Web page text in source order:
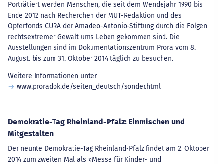
Porträtiert werden Menschen, die seit dem Wendejahr 1990 bis
Ende 2012 nach Recherchen der MUT-Redaktion und des
Opferfonds CURA der Amadeo-Antonio-Stiftung durch die Folgen
rechtsextremer Gewalt ums Leben gekommen sind. Die
Ausstellungen sind im Dokumentationszentrum Prora vom 8.
August. bis zum 31. Oktober 2014 täglich zu besuchen.
Weitere Informationen unter
www.proradok.de/seiten_deutsch/sonder.html
Demokratie-Tag Rheinland-Pfalz: Einmischen und
Mitgestalten
Der neunte Demokratie-Tag Rheinland-Pfalz findet am 2. Oktober
2014 zum zweiten Mal als »Messe für Kinder- und